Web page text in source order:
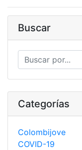
Buscar
Categorías
Colombijove
COVID-19